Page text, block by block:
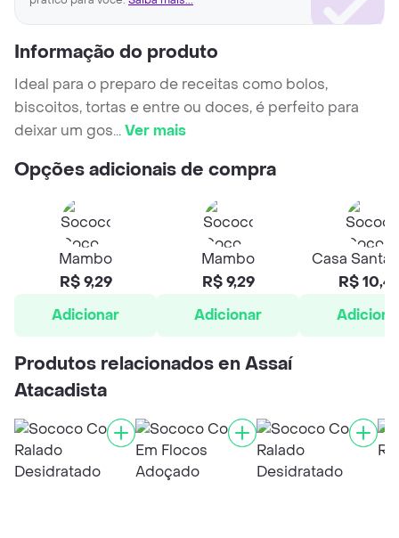
Informação do produto
Ideal para o preparo de receitas como bolos,
biscoitos, tortas e entre ou doces, é perfeito para
deixar um gos...Ver mais
Opções adicionais de compra
Mambo
R$ 9,29
Adicionar
Mambo
R$ 9,29
Adicionar
Casa Santa
R$
Produtos relacionados en Assaí
Atacadista